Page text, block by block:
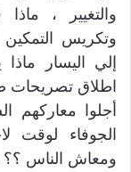
والتغيير ،
وتكريس
إلي اليسار
اطلاق تصريحات
أجلوا معاركهم
الجوفاء لوقت
ومعاش الناس ؟؟